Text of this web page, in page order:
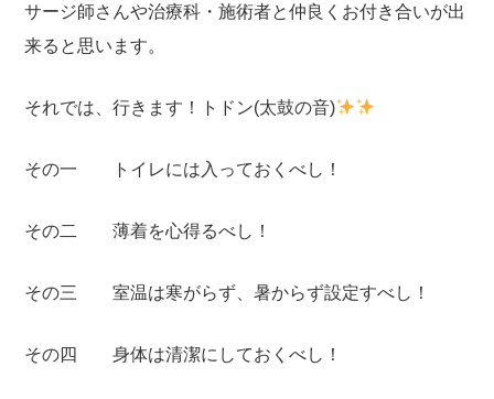
サージ師さんや治療科・施術者と仲良くお付き合いが出
来ると思います。
それでは、行きます！トドン(太鼓の音)
その一 トイレには入っておくべし！
その二 薄着を心得るべし！
その三 室温は寒がらず、暑からず設定すべし！
その四 身体は清潔にしておくべし！